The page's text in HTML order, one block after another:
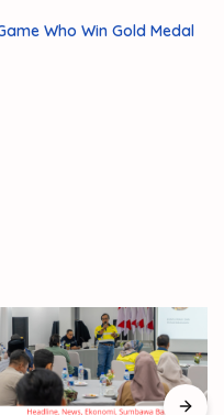
Who Win Gold Medal